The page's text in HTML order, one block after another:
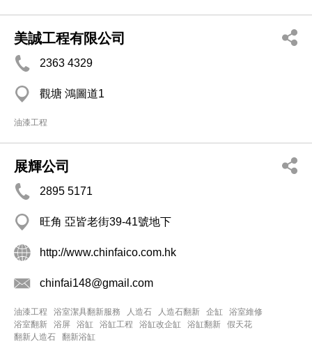
美誠工程有限公司
2363 4329
觀塘 鴻圖道1
油漆工程
展輝公司
2895 5171
旺角 亞皆老街39-41號地下
http://www.chinfaico.com.hk
chinfai148@gmail.com
油漆工程 浴室潔具翻新服務 人造石 人造石翻新 企缸
浴室維修
浴室翻新
浴屏 浴缸 浴缸工程 浴缸改企缸 浴缸翻新
假天花
翻新人造石
翻新浴缸